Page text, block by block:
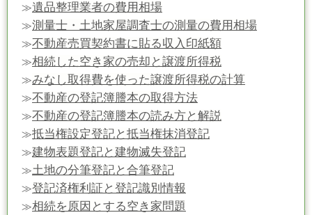
≫遺品整理業者の費用相場
≫測量士・土地家屋調査士の測量の費用相場
≫不動産売買契約書に貼る収入印紙額
≫相続した空き家の売却と譲渡所得税
≫みなし取得費を使った譲渡所得税の計算
≫不動産の登記簿謄本の取得方法
≫不動産の登記簿謄本の読み方と解説
≫抵当権設定登記と抵当権抹消登記
≫建物表題登記と建物滅失登記
≫土地の分筆登記と合筆登記
≫登記済権利証と登記識別情報
≫相続を原因とする空き家問題